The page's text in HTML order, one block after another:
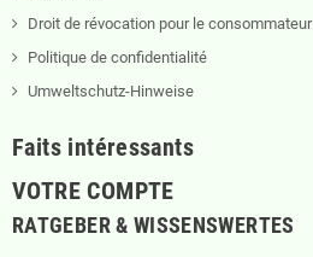
Droit de révocation pour le consommateur
Politique de confidentialité
Umweltschutz-Hinweise
Faits intéressants
VOTRE COMPTE
RATGEBER & WISSENSWERTES